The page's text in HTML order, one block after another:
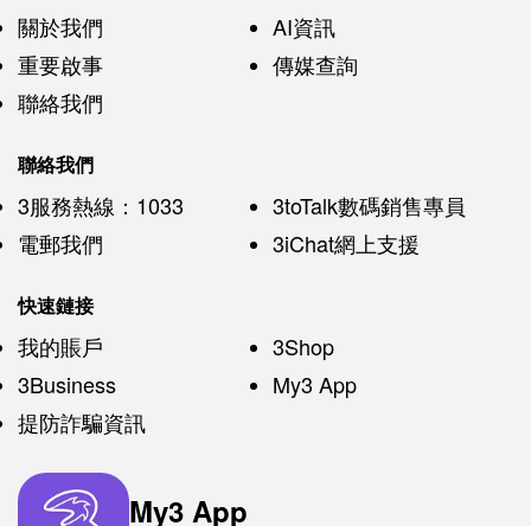
關於我們
AI資訊
重要啟事
傳媒查詢
聯絡我們
聯絡我們
3服務熱線：1033
3toTalk數碼銷售專員
電郵我們
3iChat網上支援
快速鏈接
我的賬戶
3Shop
3Business
My3 App
提防詐騙資訊
My3 App